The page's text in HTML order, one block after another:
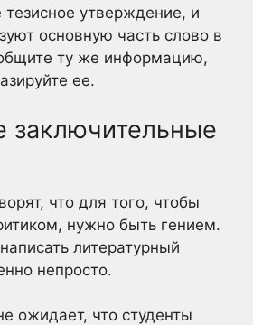
тезисное утверждение, и
основную часть слово в
ту же информацию,
ее.
заключительные
что для того, чтобы
нужно быть гением.
литературный
непросто.
ожидает, что студенты